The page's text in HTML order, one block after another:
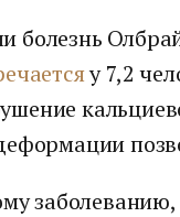
болезнь
у 7,2